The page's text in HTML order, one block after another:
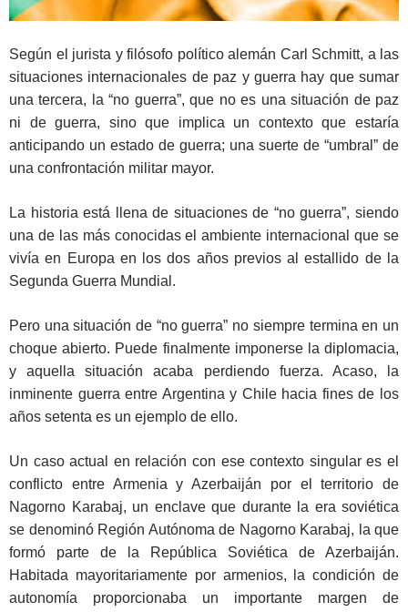
Según el jurista y filósofo político alemán Carl Schmitt, a las
situaciones internacionales de paz y guerra hay que sumar
una tercera, la “no guerra”, que no es una situación de paz
ni de guerra, sino que implica un contexto que estaría
anticipando un estado de guerra; una suerte de “umbral” de
una confrontación militar mayor.
La historia está llena de situaciones de “no guerra”, siendo
una de las más conocidas el ambiente internacional que se
vivía en Europa en los dos años previos al estallido de la
Segunda Guerra Mundial.
Pero una situación de “no guerra” no siempre termina en un
choque abierto. Puede finalmente imponerse la diplomacia,
y aquella situación acaba perdiendo fuerza. Acaso, la
inminente guerra entre Argentina y Chile hacia fines de los
años setenta es un ejemplo de ello.
Un caso actual en relación con ese contexto singular es el
conflicto entre Armenia y Azerbaiján por el territorio de
Nagorno Karabaj, un enclave que durante la era soviética
se denominó Región Autónoma de Nagorno Karabaj, la que
formó parte de la República Soviética de Azerbaiján.
Habitada mayoritariamente por armenios, la condición de
autonomía proporcionaba un importante margen de